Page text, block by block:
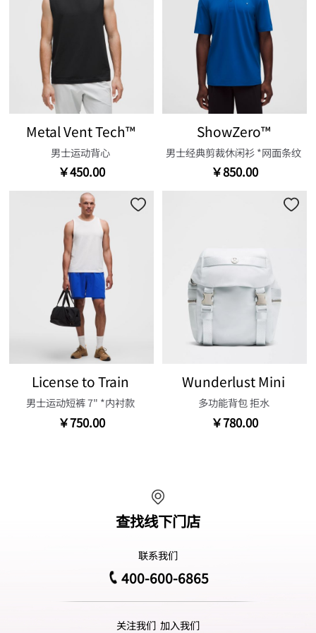
Metal Vent Tech™
男士运动背心
￥450.00
ShowZero™
男士经典剪裁休闲衫 *网面条纹
￥850.00
License to Train
男士运动短裤 7" *内衬款
￥750.00
Wunderlust Mini
多功能背包 拒水
￥780.00
查找线下门店
联系我们
400-600-6865
关注我们 加入我们